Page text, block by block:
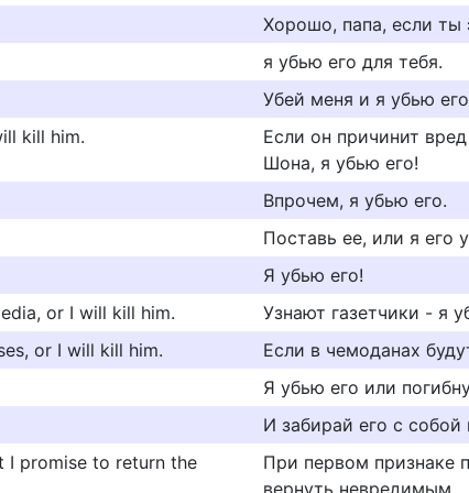
Хорошо, папа, если ты
я убью его для тебя.
Убей меня и я убью
kill him.
Если он причинит
Шона, я убью его!
Впрочем, я убью его.
Поставь ее, или я его
Я убью его!
or I will kill him.
Узнают газетчики - я
or I will kill him.
Если в чемоданах
Я убью его или
И забирай его с собой
I promise to return the
При первом признаке
вернуть невредимым.